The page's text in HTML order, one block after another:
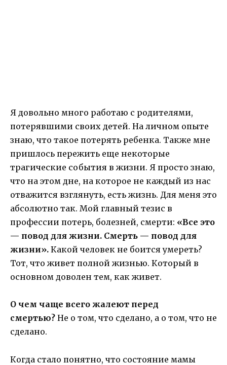
Я довольно много работаю с родителями,
потерявшими своих детей. На личном опыте
знаю, что такое потерять ребенка. Также мне
пришлось пережить еще некоторые
трагические события в жизни. Я просто знаю,
что на этом дне, на которое не каждый из нас
отважится взглянуть, есть жизнь. Для меня это
абсолютно так. Мой главный тезис в
профессии потерь, болезней, смерти: «Все это
— повод для жизни. Смерть — повод для
жизни». Какой человек не боится умереть?
Тот, что живет полной жизнью. Который в
основном доволен тем, как живет.
О чем чаще всего жалеют перед
смертью? Не о том, что сделано, а о том, что не
сделано.
Когда стало понятно, что состояние мамы